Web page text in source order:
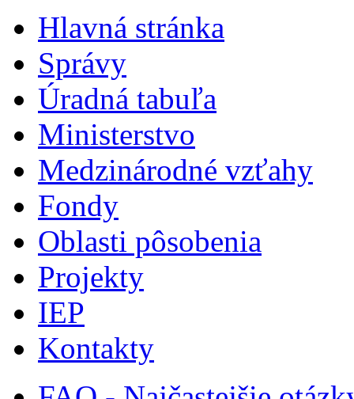
Hlavná stránka
Správy
Úradná tabuľa
Ministerstvo
Medzinárodné vzťahy
Fondy
Oblasti pôsobenia
Projekty
IEP
Kontakty